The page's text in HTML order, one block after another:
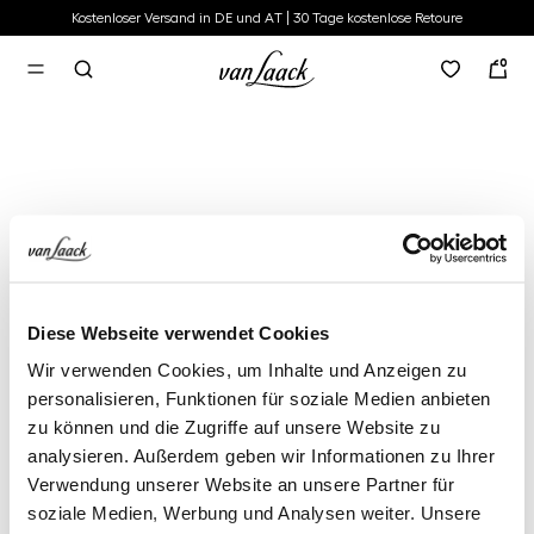
Diese Webseite verwendet Cookies
Wir verwenden Cookies, um Inhalte und Anzeigen zu
personalisieren, Funktionen für soziale Medien anbieten
zu können und die Zugriffe auf unsere Website zu
analysieren. Außerdem geben wir Informationen zu Ihrer
Verwendung unserer Website an unsere Partner für
soziale Medien, Werbung und Analysen weiter. Unsere
springenKostenloser Versand in DE und AT | 30 Tage kostenlose Retoure
0